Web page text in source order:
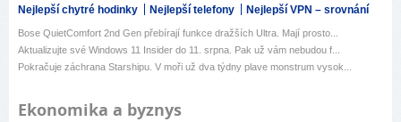
Nejlepší chytré hodinky Nejlepší telefony Nejlepší VPN – srovnání
Bose QuietComfort 2nd Gen přebírají funkce dražších Ultra. Mají prosto...
Aktualizujte své Windows 11 Insider do 11. srpna. Pak už vám nebudou f...
Pokračuje záchrana Starshipu. V moři už dva týdny plave monstrum vysok...
Ekonomika a byznys